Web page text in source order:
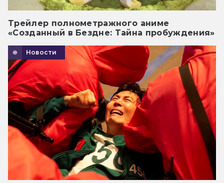
Трейлер полнометражного аниме
«Созданный в Бездне: Тайна пробуждения»
Новости